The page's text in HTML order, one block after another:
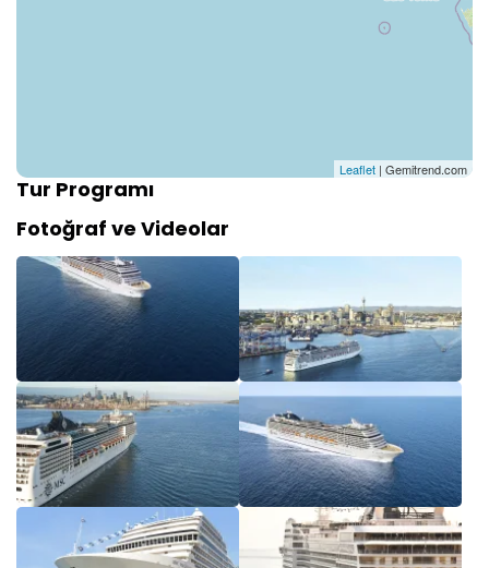
Leaflet | Gemitrend.com
Tur Programı
Fotoğraf ve Videolar